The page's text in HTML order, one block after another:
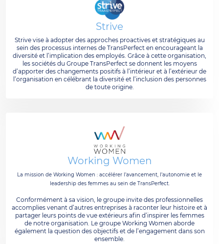
Strive
Strive vise à adopter des approches proactives et stratégiques au
sein des processus internes de TransPerfect en encourageant la
diversité et l’implication des employés. Grâce à cette organisation,
les sociétés du Groupe TransPerfect se donnent les moyens
d’apporter des changements positifs à l’intérieur et à l’extérieur de
l’organisation en célébrant la diversité et l’inclusion des personnes
de toute origine.
Working Women
La mission de Working Women : accélérer l’avancement, l’autonomie et le
leadership des femmes au sein de TransPerfect.
Conformément à sa vision, le groupe invite des professionnelles
accomplies venant d’autres entreprises à raconter leur histoire et à
partager leurs points de vue extérieurs afin d’inspirer les femmes
de notre organisation. Le groupe Working Women aborde
également la question des objectifs et de l’engagement dans son
ensemble.